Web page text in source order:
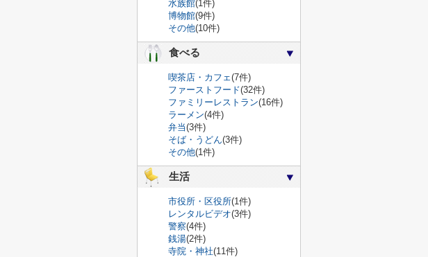
水族館(1件)
博物館(9件)
その他(10件)
食べる
喫茶店・カフェ(7件)
ファーストフード(32件)
ファミリーレストラン(16件)
ラーメン(4件)
弁当(3件)
そば・うどん(3件)
その他(1件)
生活
市役所・区役所(1件)
レンタルビデオ(3件)
警察(4件)
銭湯(2件)
寺院・神社(11件)